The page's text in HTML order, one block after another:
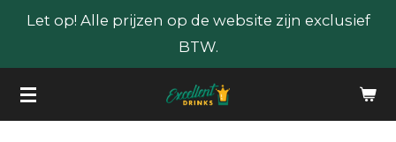
naar
de
hoofdinhoud
Let op! Alle prijzen op de website zijn exclusief
BTW.